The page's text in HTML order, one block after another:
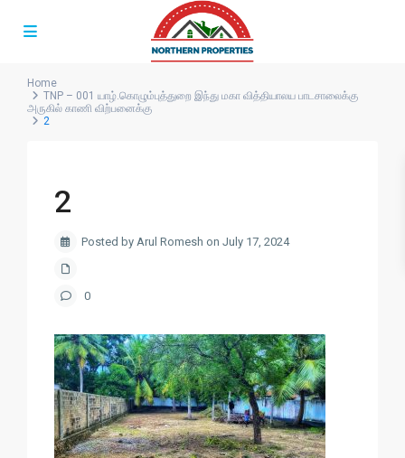
Home
TNP – 001 யாழ்.கொழும்புத்துறை இந்து மகா வித்தியாலய பாடசாலைக்கு
அருகில் காணி விற்பனைக்கு
2
2
Posted by Arul Romesh on July 17, 2024
0